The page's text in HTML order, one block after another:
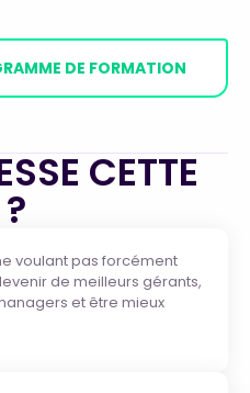
DE FORMATION
CETTE
voulant pas forcément
de meilleurs gérants,
et être mieux